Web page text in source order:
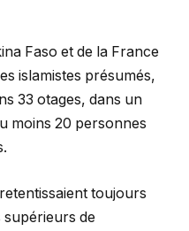
Faso et de la France
islamistes présumés,
33 otages, dans un
moins 20 personnes
toujours
supérieurs de